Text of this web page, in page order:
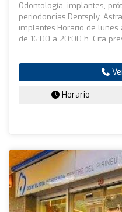
Odontología, implantes,
periodoncias.Dentsply.
implantes.Horario de
de 16:00 a 20:00 h. Cita
Horario